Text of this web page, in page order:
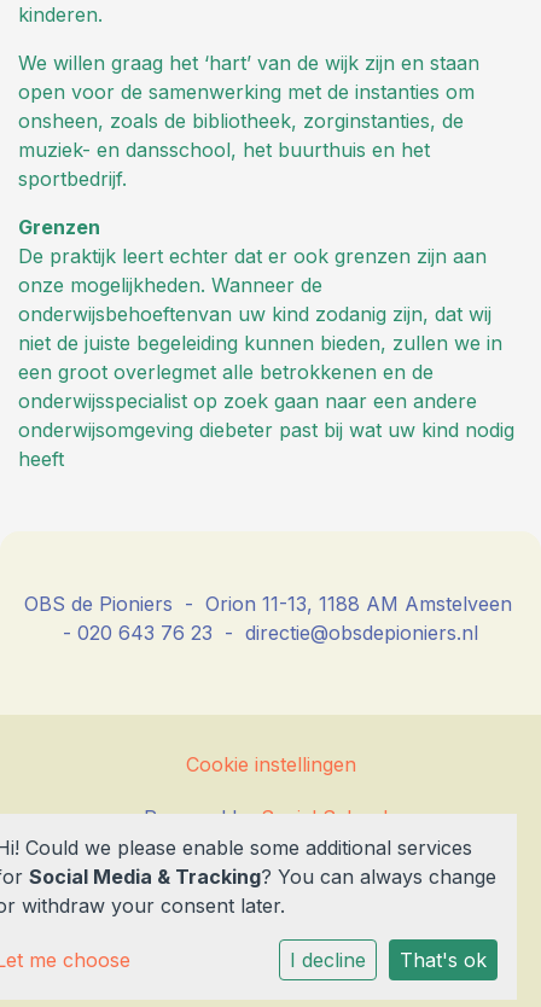
kinderen.
We willen graag het ‘hart’ van de wijk zijn en staan
open voor de samenwerking met de instanties om
onsheen, zoals de bibliotheek, zorginstanties, de
muziek- en dansschool, het buurthuis en het
sportbedrijf.
Grenzen
De praktijk leert echter dat er ook grenzen zijn aan
onze mogelijkheden. Wanneer de
onderwijsbehoeftenvan uw kind zodanig zijn, dat wij
niet de juiste begeleiding kunnen bieden, zullen we in
een groot overlegmet alle betrokkenen en de
onderwijsspecialist op zoek gaan naar een andere
onderwijsomgeving diebeter past bij wat uw kind nodig
heeft
OBS de Pioniers - Orion 11-13, 1188 AM Amstelveen
- 020 643 76 23 - directie@obsdepioniers.nl
Cookie instellingen
Powered bySocial Schools
Could we please enable some additional services
Social Media & Tracking? You can always change
withdraw your consent later.
me choose I decline That's ok